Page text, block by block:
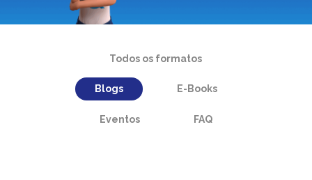
Todos os formatos
Blogs E-Books
Eventos FAQ